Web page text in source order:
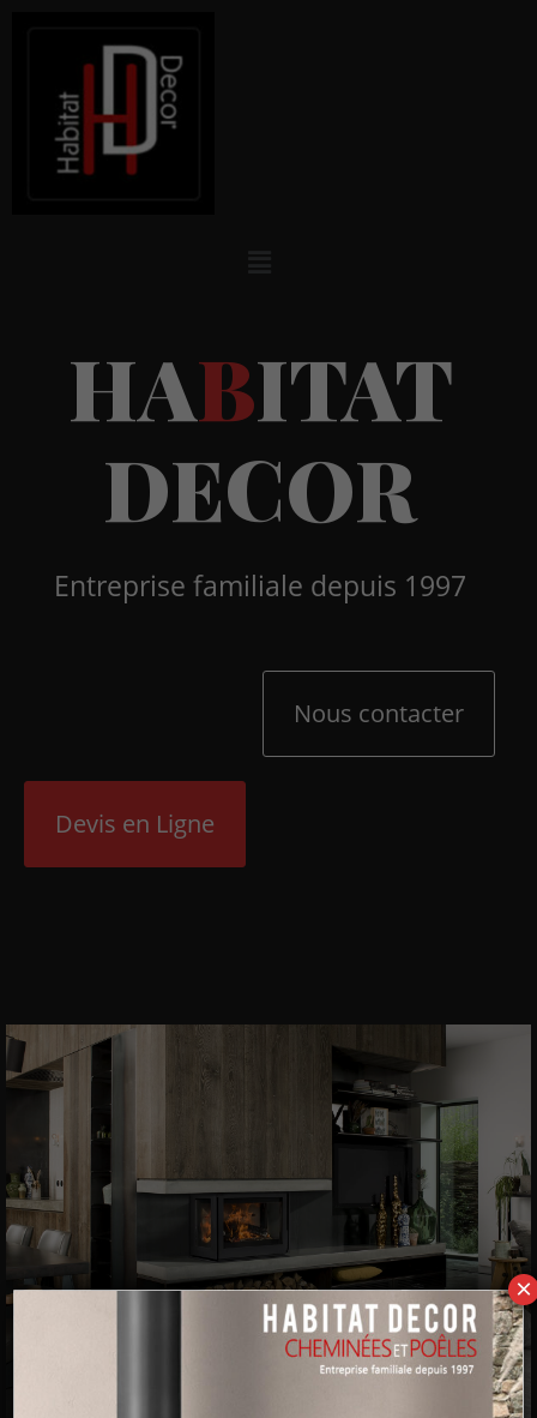
HABITAT
DECOR
Entreprise familiale depuis 1997
Nous contacter
Devis en Ligne
×